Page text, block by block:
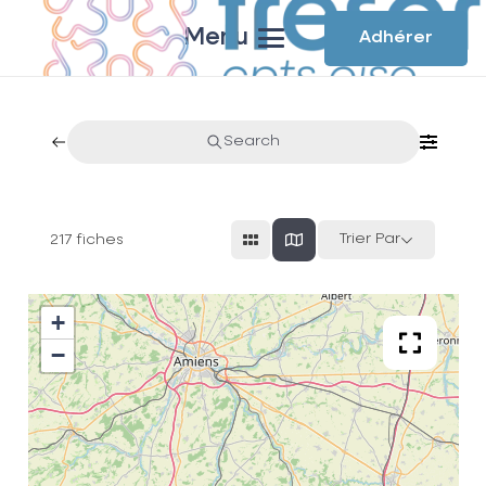
Menu Adhérer
Search
217fiches Trier Par
+
−